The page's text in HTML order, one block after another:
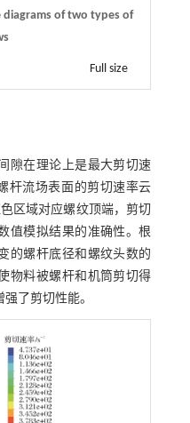
diagrams of two types of
Full size
隙在理论上是最大剪切速
杆流场表面的剪切速率云
区域对应螺纹顶端，剪切
值模拟结果的准确性。根
的螺杆底径和螺纹头数的
物料被螺杆和机筒剪切得
了剪切性能。